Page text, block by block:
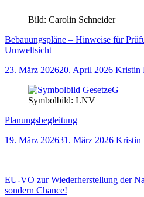
Bild: Carolin Schneider
Bebauungspläne – Hinweise für
Umweltsicht
23. März 202620. April 2026 Kristin
Symbolbild: LNV
Planungsbegleitung
19. März 202631. März 2026 Kristin
EU-VO zur Wiederherstellung der
sondern Chance!